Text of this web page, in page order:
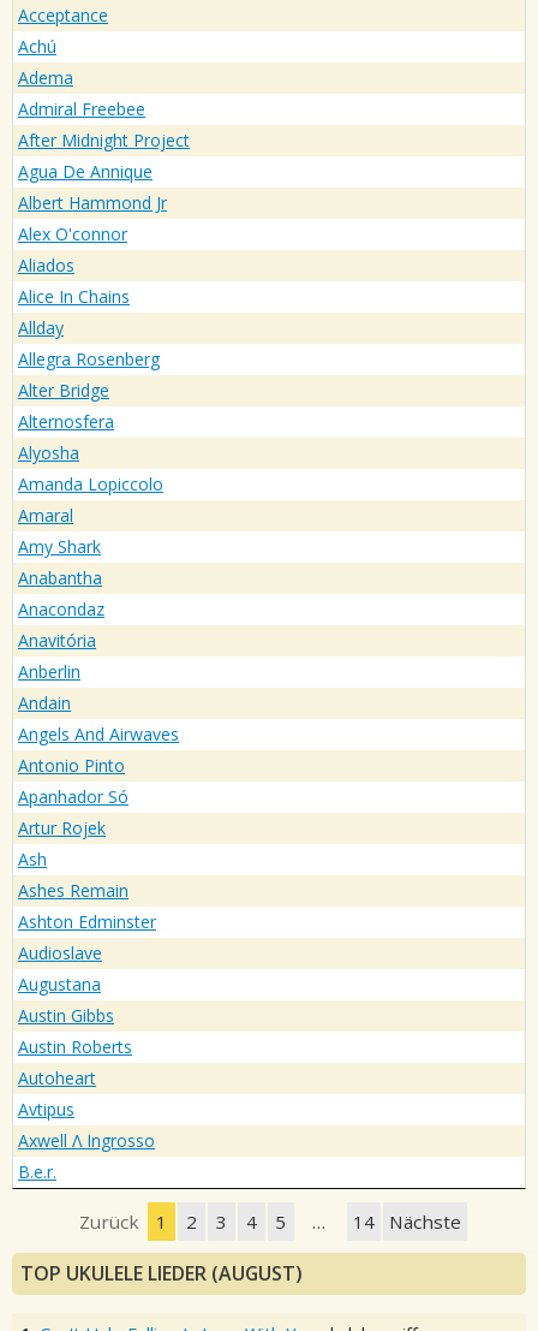
Acceptance
Achú
Adema
Admiral Freebee
After Midnight Project
Agua De Annique
Albert Hammond Jr
Alex O'connor
Aliados
Alice In Chains
Allday
Allegra Rosenberg
Alter Bridge
Alternosfera
Alyosha
Amanda Lopiccolo
Amaral
Amy Shark
Anabantha
Anacondaz
Anavitória
Anberlin
Andain
Angels And Airwaves
Antonio Pinto
Apanhador Só
Artur Rojek
Ash
Ashes Remain
Ashton Edminster
Audioslave
Augustana
Austin Gibbs
Austin Roberts
Autoheart
Avtipus
Axwell Λ Ingrosso
B.e.r.
Zurück 1 2 3 4 5 … 14 Nächste
TOP UKULELE LIEDER (AUGUST)